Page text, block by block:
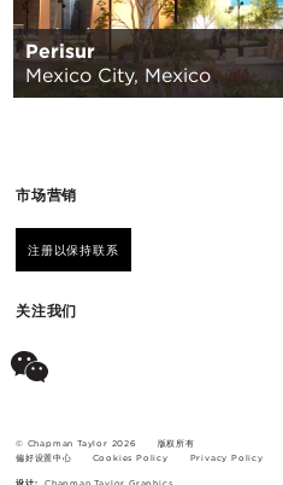
Perisur
Mexico City, Mexico
市场营销
注册以保持联系
关注我们
© Chapman Taylor 2026
版权所有
偏好设置中心
Cookies Policy Privacy Policy